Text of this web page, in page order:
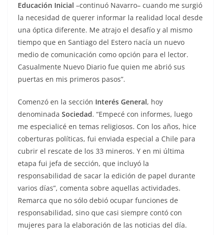
Educación Inicial –continuó Navarro– cuando me surgió
la necesidad de querer informar la realidad local desde
una óptica diferente. Me atrajo el desafío y al mismo
tiempo que en Santiago del Estero nacía un nuevo
medio de comunicación como opción para el lector.
Casualmente Nuevo Diario fue quien me abrió sus
puertas en mis primeros pasos”.
Comenzó en la sección Interés General, hoy
denominada Sociedad. “Empecé con informes, luego
me especialicé en temas religiosos. Con los años, hice
coberturas políticas, fui enviada especial a Chile para
cubrir el rescate de los 33 mineros. Y en mi última
etapa fui jefa de sección, que incluyó la
responsabilidad de sacar la edición de papel durante
varios días”, comenta sobre aquellas actividades.
Remarca que no sólo debió ocupar funciones de
responsabilidad, sino que casi siempre contó con
mujeres para la elaboración de las noticias del día.